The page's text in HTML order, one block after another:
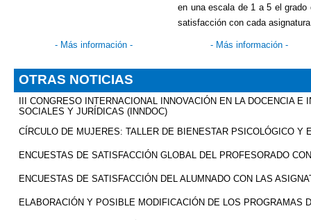
en una escala de 1 a 5 el grado
satisfacción con cada
- Más información- - Más información -
OTRAS NOTICIAS
III CONGRESO INTERNACIONAL INNOVACIÓN EN LA DOCENCIA
SOCIALES Y JURÍDICAS (INNDOC)
CÍRCULO DE MUJERES: TALLER DE BIENESTAR PSICOLÓGICO Y
ENCUESTAS DE SATISFACCIÓN GLOBAL DEL PROFESORADO
ENCUESTAS DE SATISFACCIÓN DEL ALUMNADO CON LAS
ELABORACIÓN Y POSIBLE MODIFICACIÓN DE LOS PROGRAMAS